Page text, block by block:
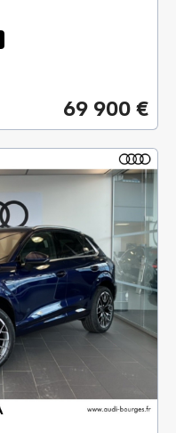
69 900 €